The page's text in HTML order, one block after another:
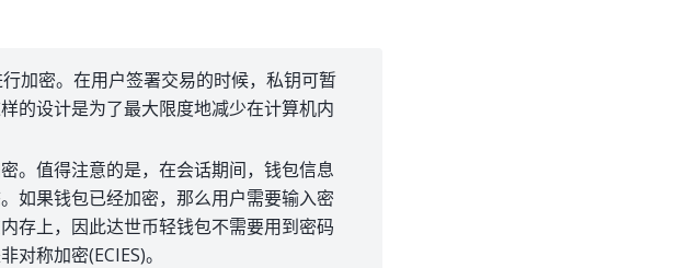
加密。在用户签署交易的时候，私钥可暂
的设计是为了最大限度地减少在计算机内
。值得注意的是，在会话期间，钱包信息
如果钱包已经加密，那么用户需要输入密
存上，因此达世币轻钱包不需要用到密码
称加密(ECIES)。